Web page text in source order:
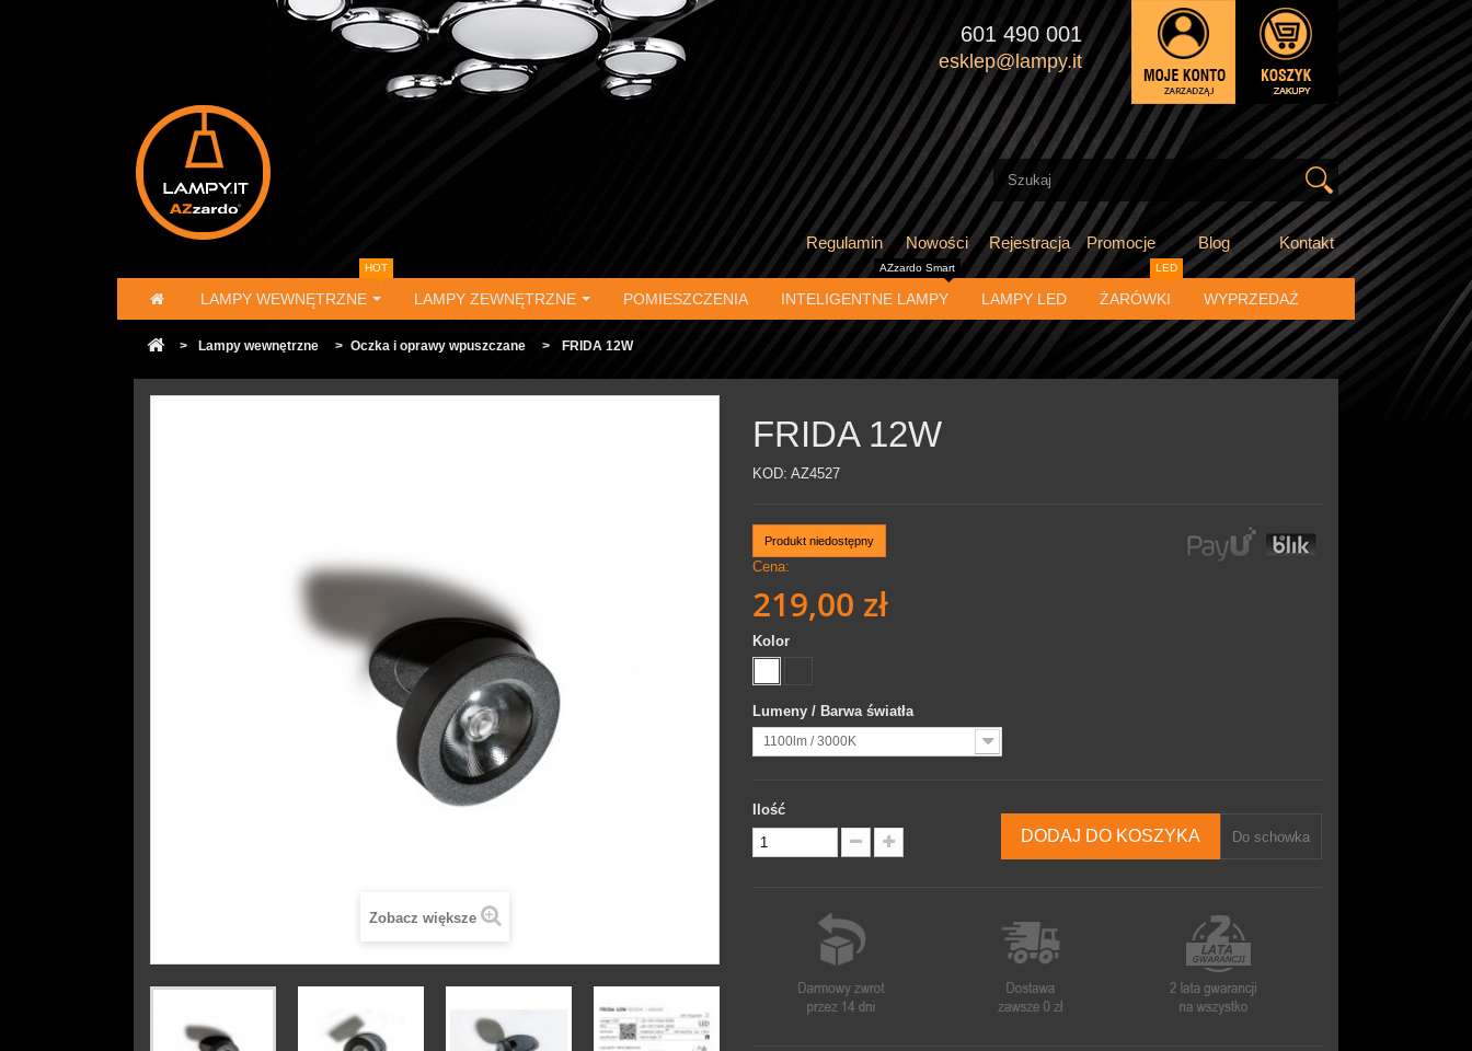
601 490 001
esklep@lampy.it
Regulamin Nowości Rejestracja Promocje Blog Kontakt
LAMPY WEWNĘTRZNE
HOT
LAMPY ZEWNĘTRZNE POMIESZCZENIA INTELIGENTNE LAMPY
AZzardo Smart
LAMPY LED ŻARÓWKI
LED
WYPRZEDAŻ
> Lampy wewnętrzne > Oczka i oprawy wpuszczane > FRIDA 12W
Zobacz większe
FRIDA 12W
KOD: AZ4527
Produkt niedostępny
Cena:
219,00 zł
Kolor
Lumeny / Barwa światła
1100lm / 3000K
Ilość
DODAJ DO KOSZYKA Do schowka